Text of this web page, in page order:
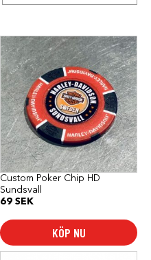
Custom Poker Chip HD
Sundsvall
69 SEK
KÖP NU